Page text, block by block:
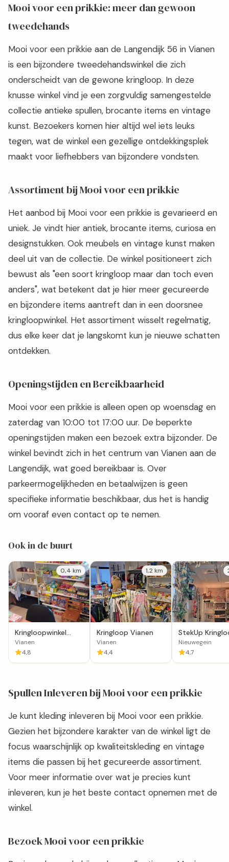
Mooi voor een prikkie: meer dan gewoon
tweedehands
Mooi voor een prikkie aan de Langendijk 56 in Vianen
is een bijzondere tweedehandswinkel die zich
onderscheidt van de gewone kringloop. In deze
knusse winkel vind je een zorgvuldig samengestelde
collectie antieke spullen, brocante items en vintage
kunst. Bezoekers komen hier altijd wel iets leuks
tegen, wat de winkel een gezellige ontdekkingsplek
maakt voor liefhebbers van bijzondere vondsten.
Assortiment bij Mooi voor een prikkie
Het aanbod bij Mooi voor een prikkie is gevarieerd en
uniek. Je vindt hier antiek, brocante items, curiosa en
designstukken. Ook meubels en vintage kunst maken
deel uit van de collectie. De winkel positioneert zich
bewust als "een soort kringloop maar dan toch even
anders", wat betekent dat je hier meer gecureerde
en bijzondere items aantreft dan in een doorsnee
kringloopwinkel. Het assortiment wisselt regelmatig,
dus elke keer dat je langskomt kun je nieuwe schatten
ontdekken.
Openingstijden en Bereikbaarheid
Mooi voor een prikkie is alleen open op woensdag en
zaterdag van 10:00 tot 17:00 uur. De beperkte
openingstijden maken een bezoek extra bijzonder. De
winkel bevindt zich in het centrum van Vianen aan de
Langendijk, wat goed bereikbaar is. Over
parkeermogelijkheden en betaalwijzen is geen
specifieke informatie beschikbaar, dus het is handig
om vooraf even contact op te nemen.
Ook in de buurt
0,4 km
Kringloopwinkel
Winkel van Sinkel in
Vianen
Vianen
4,8
1,2 km
Kringloop Vianen
Vianen
4,4
StekUp
Sociale
Nieuwegein
4,7
Spullen Inleveren bij Mooi voor een prikkie
Je kunt kleding inleveren bij Mooi voor een prikkie.
Gezien het bijzondere karakter van de winkel ligt de
focus waarschijnlijk op kwaliteitskleding en vintage
items die passen bij het gecureerde assortiment.
Voor meer informatie over wat je precies kunt
inleveren, kun je het beste contact opnemen met de
winkel.
Bezoek Mooi voor een prikkie